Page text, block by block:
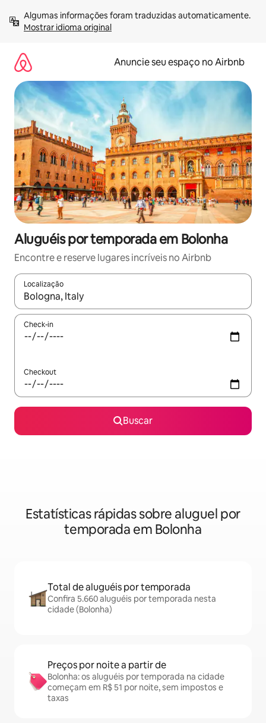
para
Mostrar idioma original
Anuncie seu espaço no Airbnb
Aluguéis por temporada em Bolonha
Encontre e reserve lugares incríveis no Airbnb
Localização
Quando os resultados estiverem disponíveis, explore-os
Check-in
Checkout
Buscar
Estatísticas rápidas sobre aluguel por
temporada em Bolonha
Total de aluguéis por temporada
Confira 5.660 aluguéis por temporada nesta
cidade (Bolonha)
Preços por noite a partir de
Bolonha: os aluguéis por temporada na cidade
começam em R$ 51 por noite, sem impostos e
taxas